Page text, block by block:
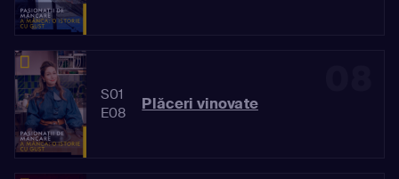
S01
E08
Plăceri vinovate